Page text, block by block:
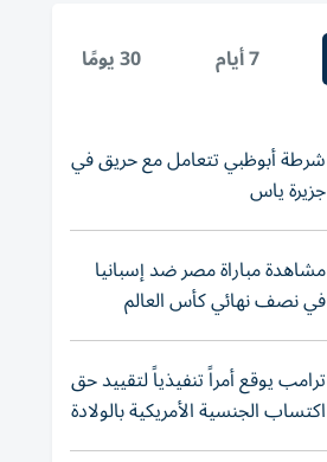
7 أيام 30 يومًا
شرطة أبوظبي تتعامل مع حريق في
جزيرة ياس
مشاهدة مباراة مصر ضد إسبانيا
في نصف نهائي كأس العالم
لناشئات اليد 2026
ترامب يوقع أمراً تنفيذياً لتقييد حق
اكتساب الجنسية الأمريكية بالولادة